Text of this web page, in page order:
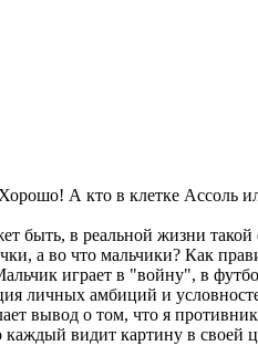
А кто в клетке Ассоль
быть, в реальной жизни
а во что мальчики? Как
играет в "войну", в
личных амбиций и
вывод о том, что я
каждый видит картину в